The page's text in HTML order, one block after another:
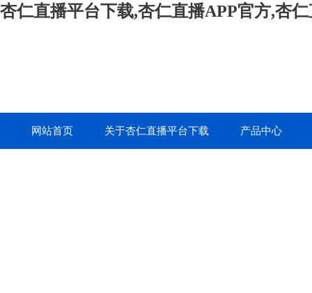
杏仁直播平台下载,杏仁直播APP官方,杏
网站首页 关于杏仁直播平台下载 产品中心